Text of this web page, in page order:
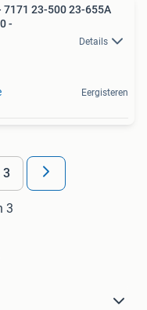
7171 23-500 23-655A
-
Details
Eergisteren
3
3